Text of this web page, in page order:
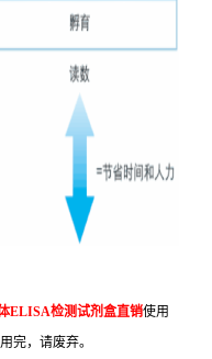
ELISA检测试剂盒直销使用
完，请废弃。